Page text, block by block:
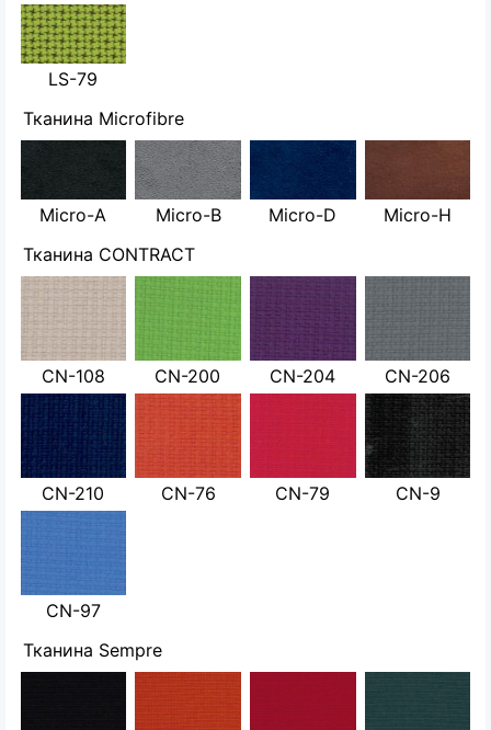
LS-79
Тканина Microfibre
Micro-A Micro-B Micro-D
Micro-H
Тканина CONTRACT
CN-108 CN-200 CN-204 CN-206
CN-210 CN-76 CN-79 CN-9
CN-97
Тканина Sempre